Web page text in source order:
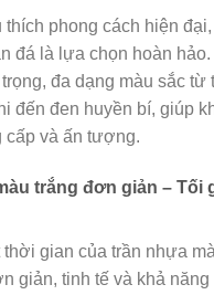
thích phong cách hiện đại,
đá là lựa chọn hoàn hảo.
đa dạng màu sắc từ
đến đen huyền bí, giúp
cấp và ấn tượng.
trắng đơn giản – Tối
gian của trần nhựa
giản, tinh tế và khả